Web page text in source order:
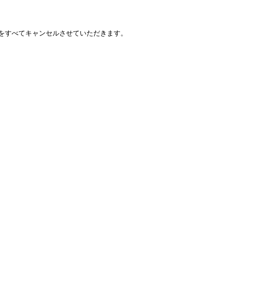
べてキャンセルさせていただきます。